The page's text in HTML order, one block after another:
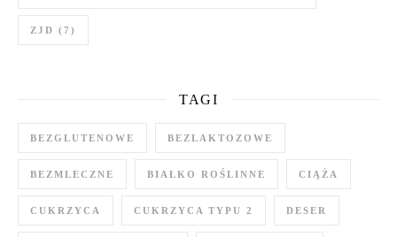
ZJD (7)
TAGI
BEZGLUTENOWE BEZLAKTOZOWE
BEZMLECZNE BIAŁKO ROŚLINNE CIĄŻA
CUKRZYCA CUKRZYCA TYPU 2 DESER